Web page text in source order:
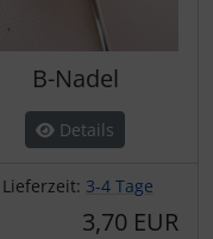
B-Nadel
Details
Lieferzeit: 3-4 Tage
3,70 EUR